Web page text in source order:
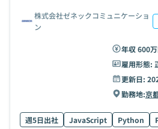
株式会社ゼネックコミュニケーショ
ン
年収 600
雇用形態:
更新日:
勤務地:京
週5日出社 JavaScript Python